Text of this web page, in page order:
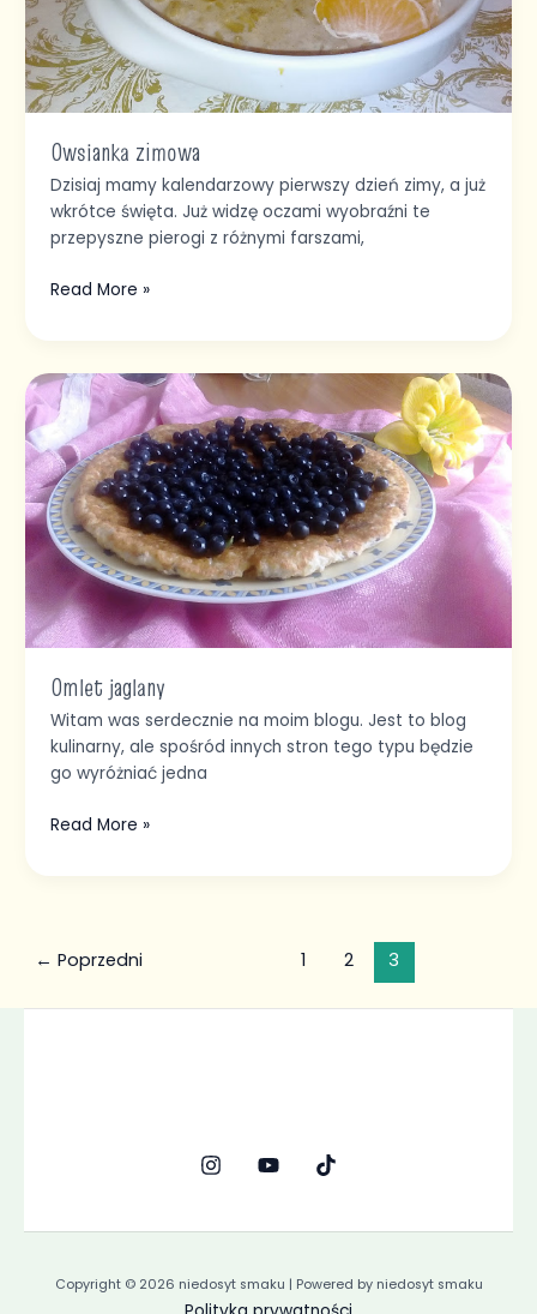
Owsianka zimowa
Dzisiaj mamy kalendarzowy pierwszy dzień zimy, a już
wkrótce święta. Już widzę oczami wyobraźni te
przepyszne pierogi z różnymi farszami,
Read More »
Omlet jaglany
Witam was serdecznie na moim blogu. Jest to blog
kulinarny, ale spośród innych stron tego typu będzie
go wyróżniać jedna
Omlet
jaglany
Read More »
← Poprzedni 1 2 3
Copyright © 2026 niedosyt smaku | Powered by niedosyt smaku